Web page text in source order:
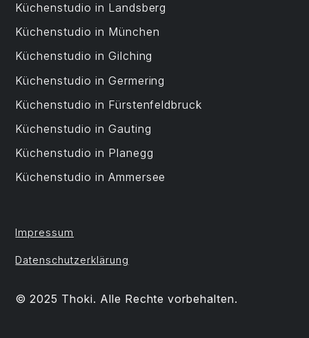
Küchenstudio in Landsberg
Küchenstudio in München
Küchenstudio in Gilching
Küchenstudio in Germering
Küchenstudio in Fürstenfeldbruck
Küchenstudio in Gauting
Küchenstudio in Planegg
Küchenstudio in Ammersee
© 2025 Thoki. Alle Rechte vorbehalten.
Impressum
Datenschutzerklärung